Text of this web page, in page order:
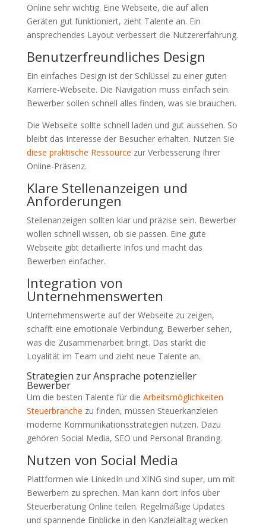
Online sehr wichtig. Eine Webseite, die auf allen
Geräten gut funktioniert, zieht Talente an. Ein
ansprechendes Layout verbessert die Nutzererfahrung.
Benutzerfreundliches Design
Ein einfaches Design ist der Schlüssel zu einer guten
Karriere-Webseite. Die Navigation muss einfach sein.
Bewerber sollen schnell alles finden, was sie brauchen.
Die Webseite sollte schnell laden und gut aussehen. So
bleibt das Interesse der Besucher erhalten. Nutzen Sie
diese praktische Ressource zur Verbesserung Ihrer
Online-Präsenz.
Klare Stellenanzeigen und
Anforderungen
Stellenanzeigen sollten klar und präzise sein. Bewerber
wollen schnell wissen, ob sie passen. Eine gute
Webseite gibt detaillierte Infos und macht das
Bewerben einfacher.
Integration von
Unternehmenswerten
Unternehmenswerte auf der Webseite zu zeigen,
schafft eine emotionale Verbindung. Bewerber sehen,
was die Zusammenarbeit bringt. Das stärkt die
Loyalität im Team und zieht neue Talente an.
Strategien zur Ansprache potenzieller
Bewerber
Um die besten Talente für die Arbeitsmöglichkeiten
Steuerbranche zu finden, müssen Steuerkanzleien
moderne Kommunikationsstrategien nutzen. Dazu
gehören Social Media, SEO und Personal Branding.
Nutzen von Social Media
Plattformen wie LinkedIn und XING sind super, um mit
Bewerbern zu sprechen. Man kann dort Infos über
Steuerberatung Online teilen. Regelmäßige Updates
und spannende Einblicke in den Kanzleialltag wecken